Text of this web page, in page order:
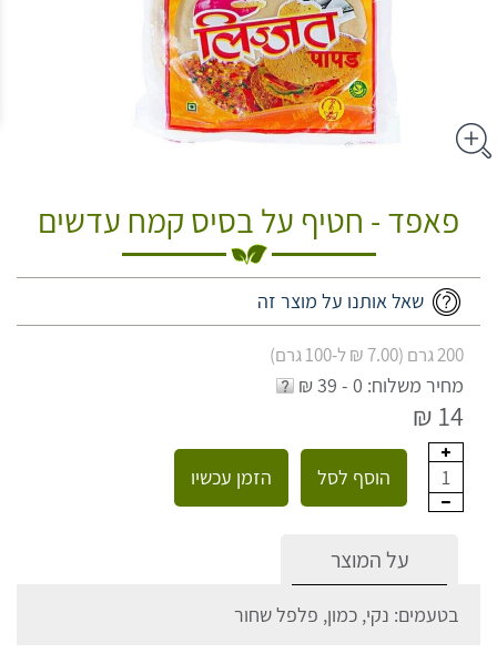
פאפד - חטיף על בסיס קמח עדשים
שאל אותנו על מוצר זה
200 גרם (7.00 ₪ ל-100 גרם)
מחיר משלוח: 0 - 39 ₪
14 ₪
1 הוסף לסל הזמן עכשיו
על המוצר
בטעמים: נקי, כמון, פלפל שחור